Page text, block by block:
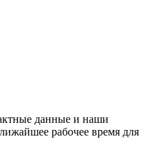
данные и наши
рабочее время для